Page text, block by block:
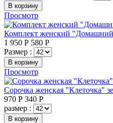
В корзину
Просмотр
Комплект женский
1 950 Р 580 Р
Размер :
В корзину
Просмотр
Сорочка женская "Клеточка"
970 Р 340 Р
размер :
В корзину